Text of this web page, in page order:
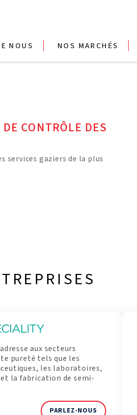
NOUS NOS MARCHÉS
CONTRÔLE DES
services gaziers de la plus
aux secteurs
pureté tels que les
les laboratoires,
la fabrication de semi-
PARLEZ-NOUS